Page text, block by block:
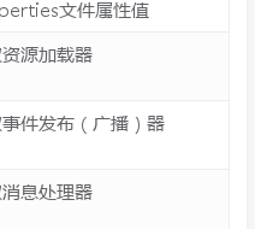
文件属性值
源加载器
件发布（广播）器
息处理器